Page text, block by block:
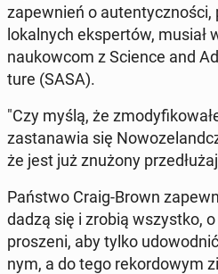
za­pew­nień o
lo­kal­nych eks­per­tów, musiał
na­ukow­com z Science and
tu­re (SASA).
"Czy myślą, że
za­sta­na­wia się
że jest już znużony
Państwo Craig-Brown
da­dzą się i zrobią wszyst­ko,
pro­sze­ni, aby tylko
nym, a do tego re­kor­do­wym